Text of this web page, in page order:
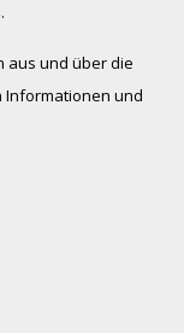
aus und über die
Informationen und